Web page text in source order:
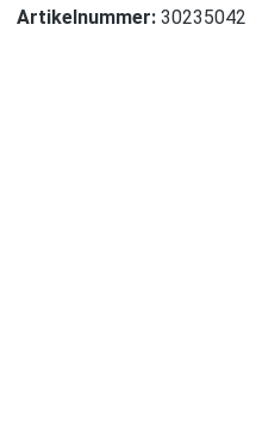
Artikelnummer: 30235042